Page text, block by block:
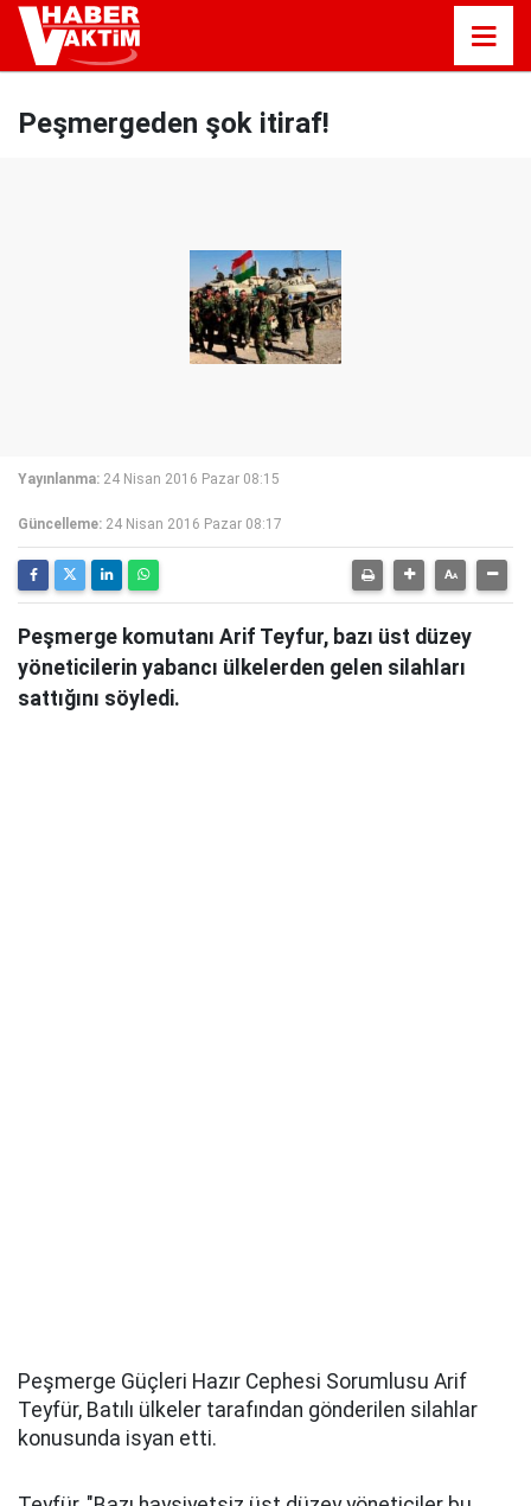
Peşmergeden şok itiraf!
Yayınlanma: 24 Nisan 2016 Pazar 08:15
Güncelleme: 24 Nisan 2016 Pazar 08:17
Peşmerge komutanı Arif Teyfur, bazı üst düzey
yöneticilerin yabancı ülkelerden gelen silahları
sattığını söyledi.
Peşmerge Güçleri Hazır Cephesi Sorumlusu Arif
Teyfür, Batılı ülkeler tarafından gönderilen silahlar
konusunda isyan etti.